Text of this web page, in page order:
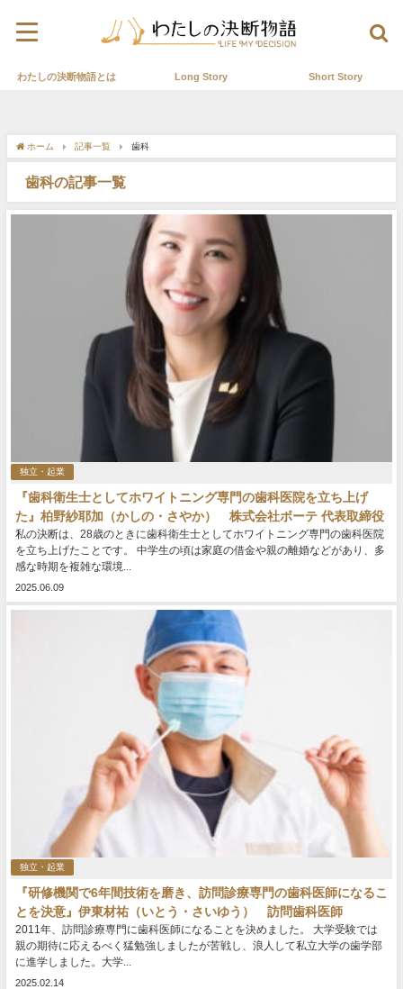
わたしの決断物語とは Long Story Short Story
ホーム 記事一覧 歯科
歯科の記事一覧
独立・起業
『歯科衛生士としてホワイトニング専門の歯科医院を立ち上げ
た』柏野紗耶加（かしの・さやか） 株式会社ボーテ 代表取締役
私の決断は、28歳のときに歯科衛生士としてホワイトニング専門の歯科医院
を立ち上げたことです。 中学生の頃は家庭の借金や親の離婚などがあり、多
感な時期を複雑な環境...
2025.06.09
独立・起業
『研修機関で6年間技術を磨き、訪問診療専門の歯科医師になるこ
とを決意』伊東材祐（いとう・さいゆう） 訪問歯科医師
2011年、訪問診療専門に歯科医師になることを決めました。 大学受験では
親の期待に応えるべく猛勉強しましたが苦戦し、浪人して私立大学の歯学部
に進学しました。大学...
2025.02.14